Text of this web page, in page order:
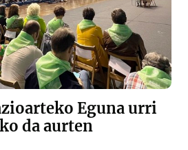
Eguna urri
da aurten